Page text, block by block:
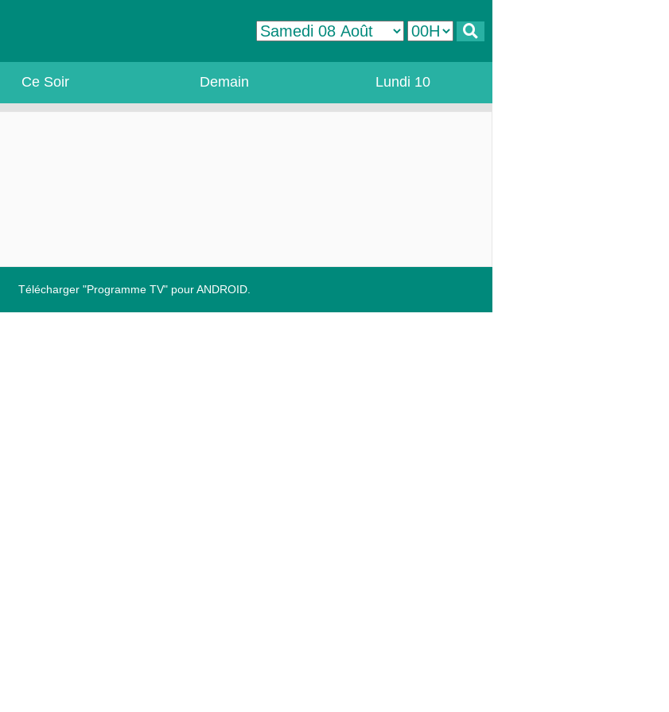
Ce Soir Demain Lundi 10
Télécharger "Programme TV" pour ANDROID.